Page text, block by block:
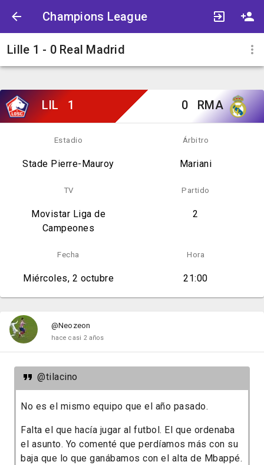
Champions League
Lille 1 - 0 Real Madrid
LIL 1 0 RMA
Estadio
Stade Pierre-Mauroy
Árbitro
Mariani
TV
Movistar Liga de
Campeones
Partido
2
Fecha
Miércoles, 2 octubre
Hora
21:00
@Neozeon
hace casi 2 años
@tilacino
No es el mismo equipo que el año pasado.
Falta el que hacía jugar al futbol. El que ordenaba
el asunto. Yo comenté que perdíamos más con su
baja que lo que ganábamos con el alta de Mbappé.